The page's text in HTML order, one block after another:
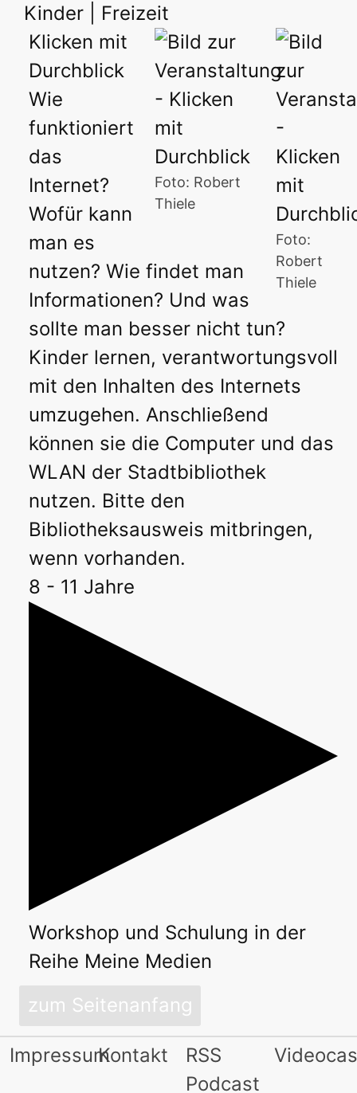
Kinder | Freizeit
Foto:
Robert
Thiele
Foto: Robert
Thiele
Klicken mit
Durchblick
Wie
funktioniert
das
Internet?
Wofür kann
man es
nutzen? Wie findet man
Informationen? Und was
sollte man besser nicht tun?
Kinder lernen, verantwortungsvoll
mit den Inhalten des Internets
umzugehen. Anschließend
können sie die Computer und das
WLAN der Stadtbibliothek
nutzen. Bitte den
Bibliotheksausweis mitbringen,
wenn vorhanden.
8 - 11 Jahre
Workshop und Schulung in der
Reihe Meine Medien
zum Seitenanfang
ImpressumKontakt
RSS
Podcast